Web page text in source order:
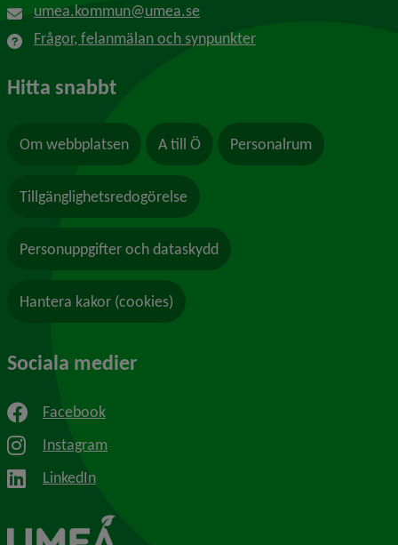
umea.kommun@umea.se
Frågor, felanmälan och synpunkter
Hitta snabbt
Om webbplatsen A till Ö Personalrum
Tillgänglighetsredogörelse
Personuppgifter och dataskydd
Hantera kakor (cookies)
Sociala medier
Facebook
Instagram
LinkedIn